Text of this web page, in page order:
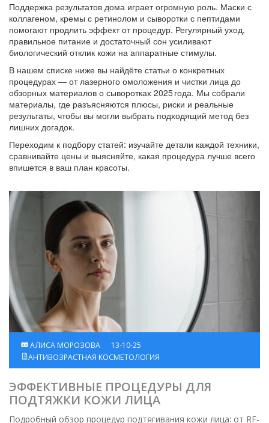
Поддержка результатов дома играет огромную роль. Маски с
коллагеном, кремы с ретинолом и сыворотки с пептидами
помогают продлить эффект от процедур. Регулярный уход,
правильное питание и достаточный сон усиливают
биологический отклик кожи на аппаратные стимулы.
В нашем списке ниже вы найдёте статьи о конкретных
процедурах — от лазерного омоложения и чистки лица до
обзорных материалов о сыворотках 2025 года. Мы собрали
материалы, где разъясняются плюсы, риски и реальные
результаты, чтобы вы могли выбрать подходящий метод без
лишних догадок.
Переходим к подбору статей: изучайте детали каждой техники,
сравнивайте цены и выясняйте, какая процедура лучше всего
впишется в ваш план красоты.
АЛИСА МОРОЗОВА
13-10-25
АНТИВОЗРАСТНАЯ КОСМЕТОЛОГИЯ
ЭФФЕКТИВНЫЕ ПРОЦЕДУРЫ ДЛЯ
ПОДТЯЖКИ КОЖИ ЛИЦА
Подробный обзор процедур подтягивания кожи лица: от RF‑